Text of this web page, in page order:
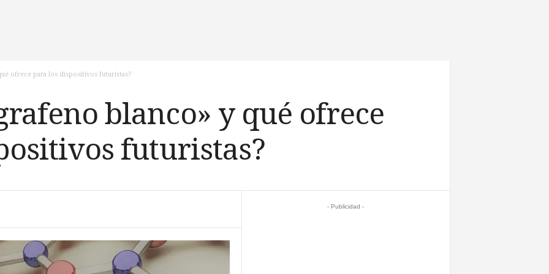
ofrece para los dispositivos futuristas?
blanco» y qué ofrece
futuristas?
- Publicidad -